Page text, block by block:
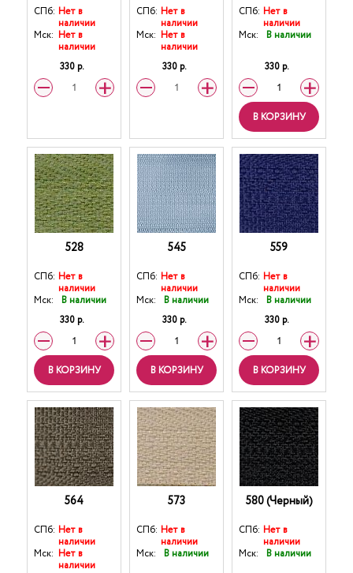
СПб: Нет в
наличии
Мск: Нет в
наличии
330 р.
СПб: Нет в
наличии
Мск: Нет в
наличии
330 р.
СПб: Нет в
наличии
Мск:
В наличии
330 р.
В КОРЗИНУ
528
СПб: Нет в
наличии
Мск:
В наличии
330 р.
В КОРЗИНУ
545
СПб: Нет в
наличии
Мск:
В наличии
330 р.
В КОРЗИНУ
559
СПб: Нет в
наличии
Мск:
В наличии
330 р.
В КОРЗИНУ
564
СПб: Нет в
наличии
Мск: Нет в
наличии
573
СПб: Нет в
наличии
Мск:
В наличии
580 (Черный)
СПб: Нет в
наличии
Мск:
В наличии